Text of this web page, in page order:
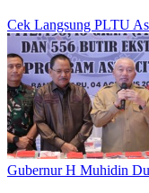
Cek Langsung PLTU
Gubernur H Muhidin